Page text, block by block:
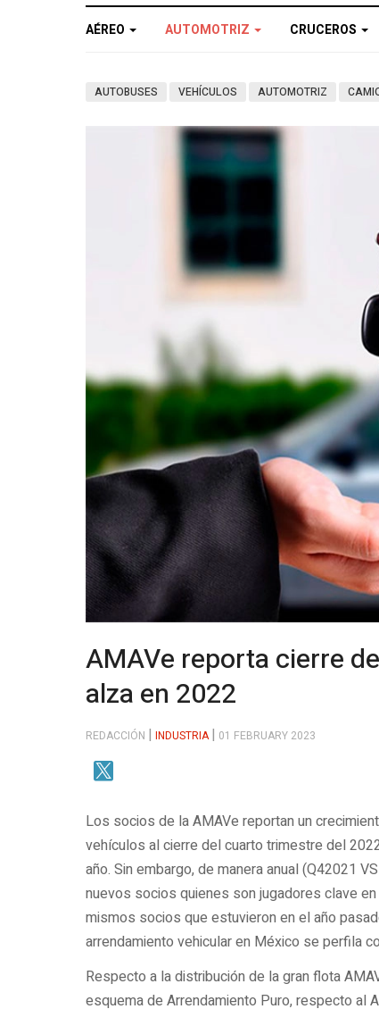
AÉREO AUTOMOTRIZ CRUCEROS
AUTOBUSES VEHÍCULOS AUTOMOTRIZ
AMAVe reporta cierre
alza en 2022
REDACCIÓN INDUSTRIA 01 FEBRUARY 2023
Los socios de la AMAVe reportan un
vehículos al cierre del cuarto trimestre del
año. Sin embargo, de manera anual (Q42021
nuevos socios quienes son jugadores clave
mismos socios que estuvieron en el año
arrendamiento vehicular en México se perfila
Respecto a la distribución de la gran flota
esquema de Arrendamiento Puro, respecto al